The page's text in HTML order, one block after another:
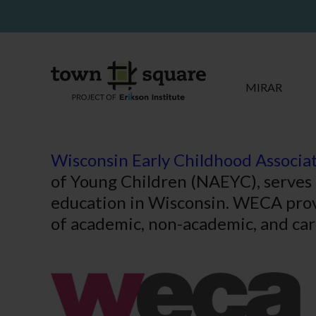
MIRAR
Wisconsin Early Childhood
of Young Children (NAEYC),
education in Wisconsin. WECA
of academic, non-academic, and